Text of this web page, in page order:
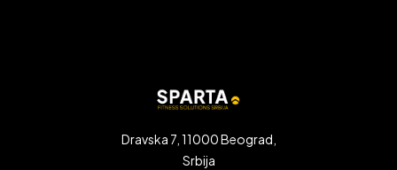
Dravska 7, 11000 Beograd,
Srbija